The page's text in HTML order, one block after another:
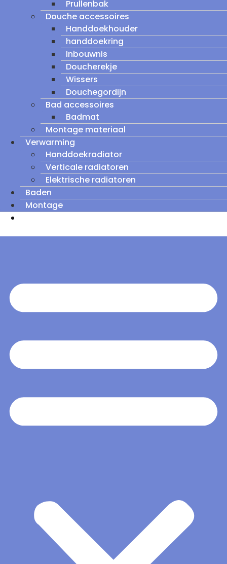
Prullenbak
Douche accessoires
Handdoekhouder
handdoekring
Inbouwnis
Doucherekje
Wissers
Douchegordijn
Bad accessoires
Badmat
Montage materiaal
Verwarming
Handdoekradiator
Verticale radiatoren
Elektrische radiatoren
Baden
Montage